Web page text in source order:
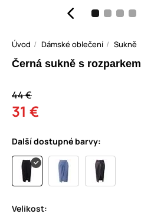
Úvod Dámské oblečení Sukně
Černá sukně s rozparkem
44 €
31 €
Další dostupné barvy:
Velikost: